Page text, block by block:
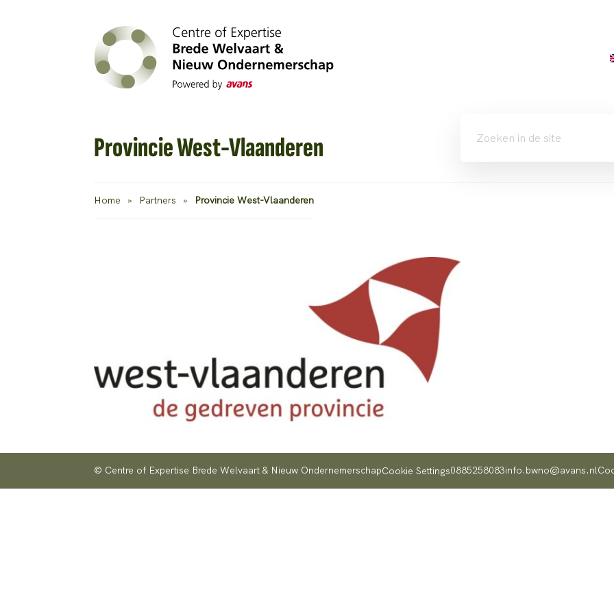
Provincie West-Vlaanderen
Home » Partners » Provincie West-Vlaanderen
© Centre of Expertise Brede Welvaart & Nieuw OndernemerschapCookie Settings0885258083info.bwno@avans.nl